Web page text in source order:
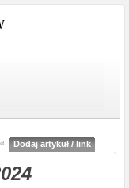
Dodaj artykuł / link